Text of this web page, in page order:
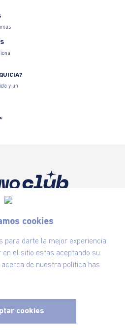
cookies
para darte la mejor experiencia
en el sitio estas aceptando su
de nuestra política has
cookies
y un
Newsletter y recibe